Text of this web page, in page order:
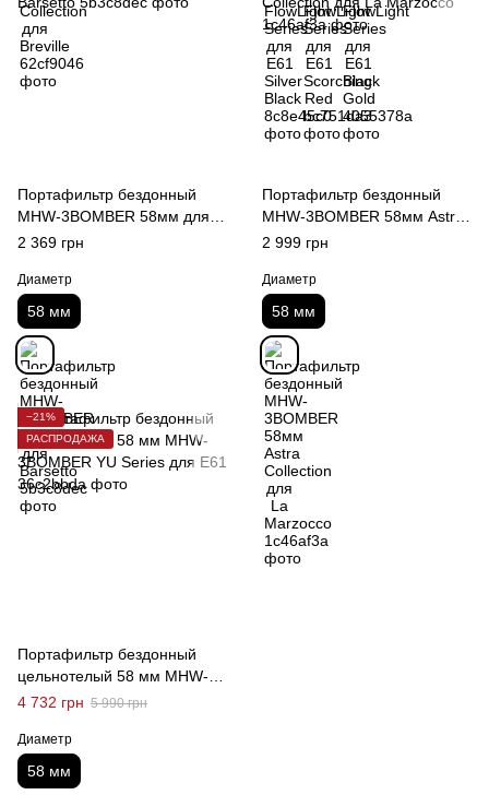
Портафильтр бездонный
MHW-3BOMBER 58мм для
Barsetto
2 369 грн
Диаметр
58 мм
Портафильтр бездонный
MHW-3BOMBER 58мм Astra
Collection для La Marzocco
2 999 грн
Диаметр
58 мм
−21%
РАСПРОДАЖА
Портафильтр бездонный
цельнотелый 58 мм MHW-
3BOMBER YU Series для E61
4 732 грн 5 990 грн
Диаметр
58 мм